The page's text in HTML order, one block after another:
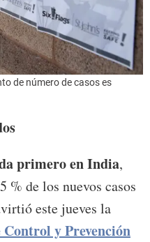
de número de casos es
primero en India,
% de los nuevos casos
este jueves la
Control y Prevención